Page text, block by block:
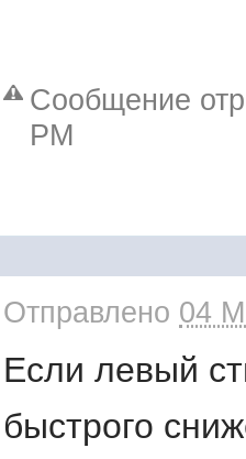
Сообщение
PM
Отправлено 04
Если левый
быстрого